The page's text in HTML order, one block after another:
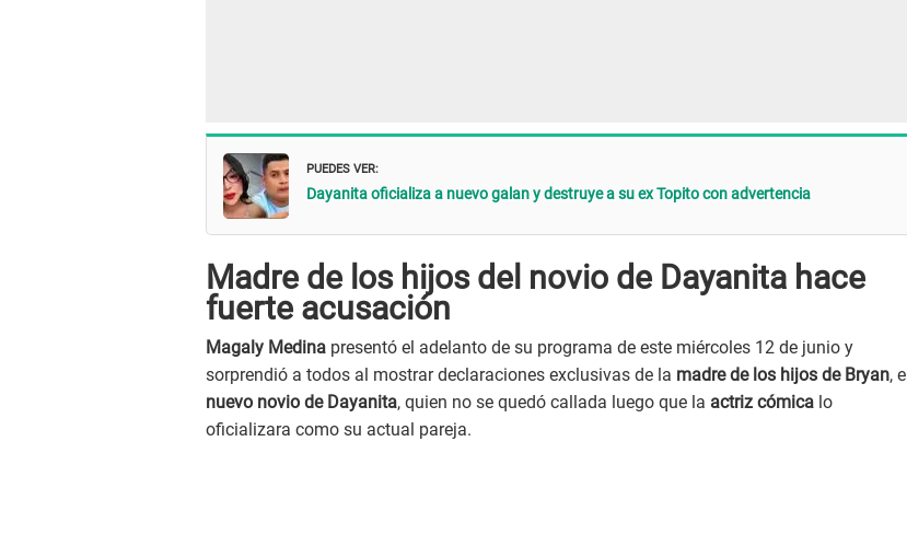
PUEDES VER:
Dayanita oficializa a nuevo galan y destruye a su ex Topito con advertencia
Madre de los hijos del novio de Dayanita hace
fuerte acusación
Magaly Medina presentó el adelanto de su programa de este miércoles 12 de junio y
sorprendió a todos al mostrar declaraciones exclusivas de la madre de los hijos de Bryan, el
nuevo novio de Dayanita, quien no se quedó callada luego que la actriz cómica lo
oficializara como su actual pareja.